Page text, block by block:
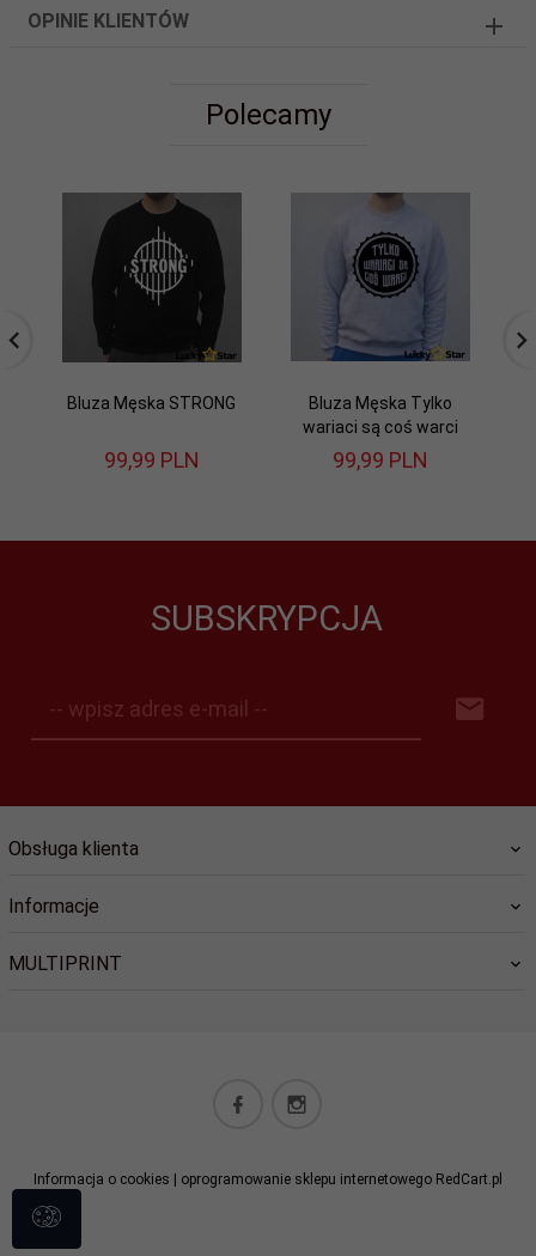
OPINIE KLIENTÓW
Polecamy
Bluza Męska STRONG
99,99 PLN
Bluza Męska Tylko
wariaci są coś warci
99,99 PLN
SUBSKRYPCJA
-- wpisz adres e-mail --
Obsługa klienta
Informacje
MULTIPRINT
Informacja o cookies oprogramowanie sklepu internetowego RedCart.pl